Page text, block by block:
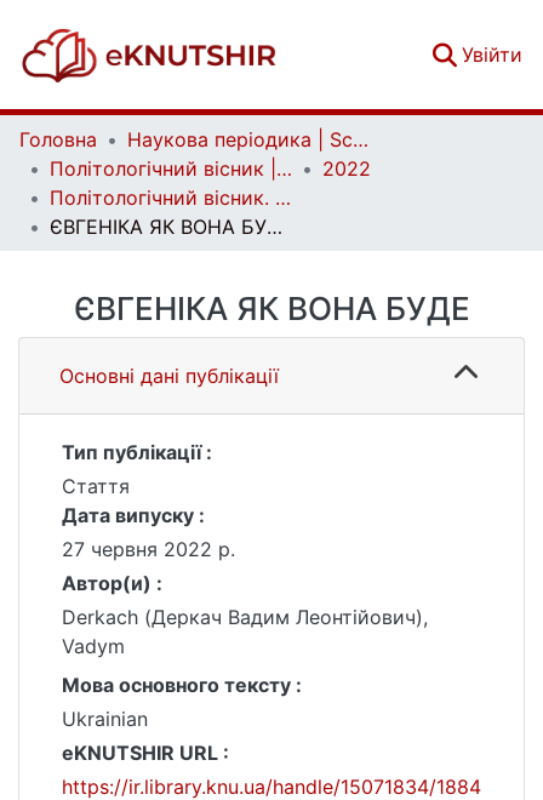
Увійти
Головна
Наукова періодика | Scientific periodicals
Політологічний вісник | Politology bulletin
2022
Політологічний вісник. Випуск 88
ЄВГЕНІКА ЯК ВОНА БУДЕ
ЄВГЕНІКА ЯК ВОНА БУДЕ
Основні дані публікації
Тип публікації :
Стаття
Дата випуску :
27 червня 2022 р.
Автор(и) :
Derkach (Деркач Вадим Леонтійович),
Vadym
Мова основного тексту :
Ukrainian
eKNUTSHIR URL :
https://ir.library.knu.ua/handle/15071834/1884